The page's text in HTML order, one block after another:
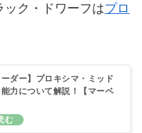
ク・ドワーフはプロ
ーダー】プロキシマ・ミッド
力について解説！【マーベ